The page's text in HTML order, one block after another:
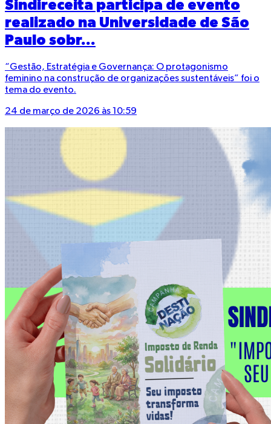
Sindireceita participa de evento
realizado na Universidade de São
Paulo sobr...
“Gestão, Estratégia e Governança: O protagonismo
feminino na construção de organizações sustentáveis” foi o
tema do evento.
24 de março de 2026 às 10:59